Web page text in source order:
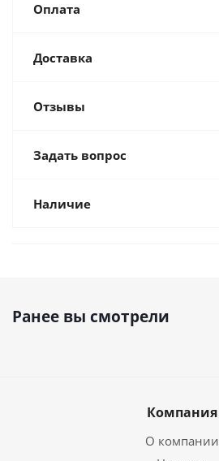
Оплата
Доставка
Отзывы
Задать вопрос
Наличие
Ранее вы смотрели
Компания
О компании